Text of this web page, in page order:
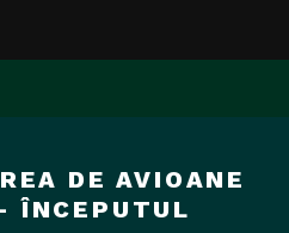
DE AVIOANE
ÎNCEPUTUL